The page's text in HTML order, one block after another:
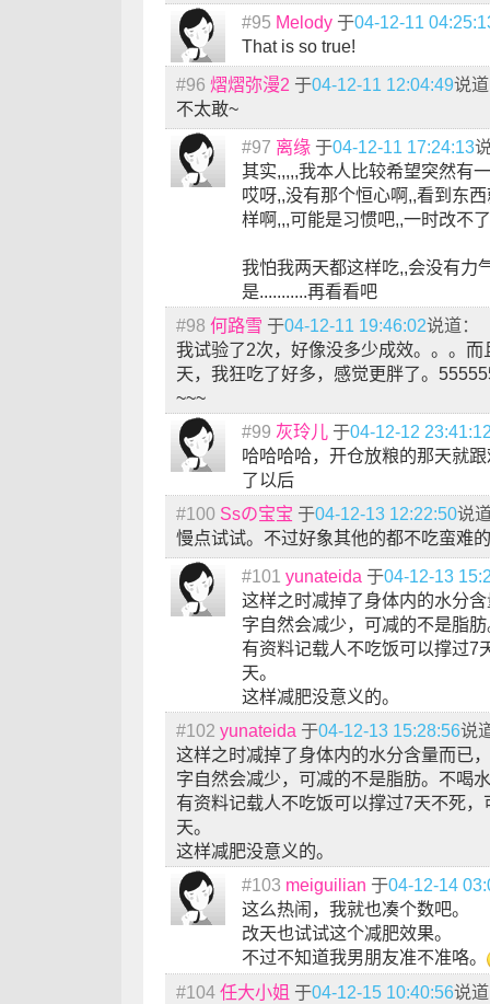
#95 Melody 于04-12-11
That is so true!
#96 熠熠弥漫2 于04-12-11 12:04:49说
不太敢~
#97 离缘 于04-12-11 17:24:13
其实,,,,,我本人比较希望突然有
哎呀,,没有那个恒心啊,,看到东
样啊,,,可能是习惯吧,,一时改不
我怕我两天都这样吃,,会没有力
是...........再看看吧
#98 何路雪 于04-12-11 19:46:02说道：
我试验了2次，好像没多少成效。。。而
天，我狂吃了好多，感觉更胖了。
~~~
#99 灰玲儿 于04-12-12
哈哈哈哈，开仓放粮的那天就
了以后
#100 Ssの宝宝 于04-12-13 12:22:50说
慢点试试。不过好象其他的都不吃蛮难
#101 yunateida 于04-12-13
这样之时减掉了身体内的水分
字自然会减少，可减的不是脂
有资料记载人不吃饭可以撑过7
天。
这样减肥没意义的。
#102 yunateida 于04-12-13 15:28:56说
这样之时减掉了身体内的水分含量而已
字自然会减少，可减的不是脂肪。不喝
有资料记载人不吃饭可以撑过7天不死
天。
这样减肥没意义的。
#103 meiguilian 于04-12-14
这么热闹，我就也凑个数吧。
改天也试试这个减肥效果。
不过不知道我男朋友准不准咯。
#104 任大小姐 于04-12-15 10:40:56说